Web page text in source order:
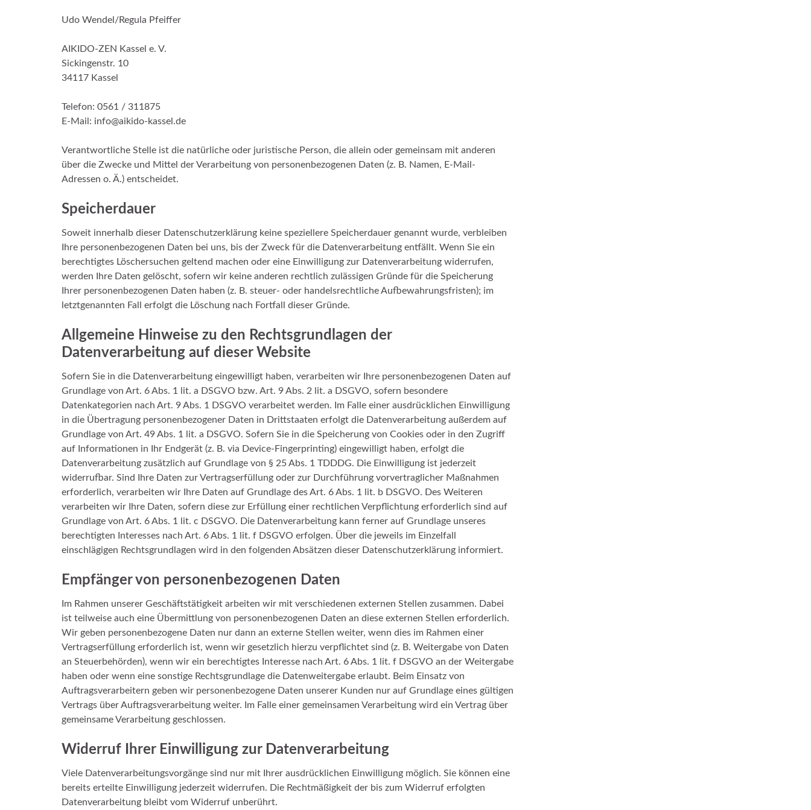
Udo Wendel/Regula Pfeiffer
AIKIDO-ZEN Kassel e. V.
Sickingenstr. 10
34117 Kassel
Telefon: 0561 / 311875
E-Mail: info@aikido-kassel.de
Verantwortliche Stelle ist die natürliche oder juristische Person, die allein oder gemeinsam mit anderen
über die Zwecke und Mittel der Verarbeitung von personenbezogenen Daten (z. B. Namen, E-Mail-
Adressen o. Ä.) entscheidet.
Speicherdauer
Soweit innerhalb dieser Datenschutzerklärung keine speziellere Speicherdauer genannt wurde, verbleiben
Ihre personenbezogenen Daten bei uns, bis der Zweck für die Datenverarbeitung entfällt. Wenn Sie ein
berechtigtes Löschersuchen geltend machen oder eine Einwilligung zur Datenverarbeitung widerrufen,
werden Ihre Daten gelöscht, sofern wir keine anderen rechtlich zulässigen Gründe für die Speicherung
Ihrer personenbezogenen Daten haben (z. B. steuer- oder handelsrechtliche Aufbewahrungsfristen); im
letztgenannten Fall erfolgt die Löschung nach Fortfall dieser Gründe.
Allgemeine Hinweise zu den Rechtsgrundlagen der
Datenverarbeitung auf dieser Website
Sofern Sie in die Datenverarbeitung eingewilligt haben, verarbeiten wir Ihre personenbezogenen Daten auf
Grundlage von Art. 6 Abs. 1 lit. a DSGVO bzw. Art. 9 Abs. 2 lit. a DSGVO, sofern besondere
Datenkategorien nach Art. 9 Abs. 1 DSGVO verarbeitet werden. Im Falle einer ausdrücklichen Einwilligung
in die Übertragung personenbezogener Daten in Drittstaaten erfolgt die Datenverarbeitung außerdem auf
Grundlage von Art. 49 Abs. 1 lit. a DSGVO. Sofern Sie in die Speicherung von Cookies oder in den Zugriff
auf Informationen in Ihr Endgerät (z. B. via Device-Fingerprinting) eingewilligt haben, erfolgt die
Datenverarbeitung zusätzlich auf Grundlage von § 25 Abs. 1 TDDDG. Die Einwilligung ist jederzeit
widerrufbar. Sind Ihre Daten zur Vertragserfüllung oder zur Durchführung vorvertraglicher Maßnahmen
erforderlich, verarbeiten wir Ihre Daten auf Grundlage des Art. 6 Abs. 1 lit. b DSGVO. Des Weiteren
verarbeiten wir Ihre Daten, sofern diese zur Erfüllung einer rechtlichen Verpflichtung erforderlich sind auf
Grundlage von Art. 6 Abs. 1 lit. c DSGVO. Die Datenverarbeitung kann ferner auf Grundlage unseres
berechtigten Interesses nach Art. 6 Abs. 1 lit. f DSGVO erfolgen. Über die jeweils im Einzelfall
einschlägigen Rechtsgrundlagen wird in den folgenden Absätzen dieser Datenschutzerklärung informiert.
Empfänger von personenbezogenen Daten
Im Rahmen unserer Geschäftstätigkeit arbeiten wir mit verschiedenen externen Stellen zusammen. Dabei
ist teilweise auch eine Übermittlung von personenbezogenen Daten an diese externen Stellen erforderlich.
Wir geben personenbezogene Daten nur dann an externe Stellen weiter, wenn dies im Rahmen einer
Vertragserfüllung erforderlich ist, wenn wir gesetzlich hierzu verpflichtet sind (z. B. Weitergabe von Daten
an Steuerbehörden), wenn wir ein berechtigtes Interesse nach Art. 6 Abs. 1 lit. f DSGVO an der Weitergabe
haben oder wenn eine sonstige Rechtsgrundlage die Datenweitergabe erlaubt. Beim Einsatz von
Auftragsverarbeitern geben wir personenbezogene Daten unserer Kunden nur auf Grundlage eines gültigen
Vertrags über Auftragsverarbeitung weiter. Im Falle einer gemeinsamen Verarbeitung wird ein Vertrag über
gemeinsame Verarbeitung geschlossen.
Widerruf Ihrer Einwilligung zur Datenverarbeitung
Viele Datenverarbeitungsvorgänge sind nur mit Ihrer ausdrücklichen Einwilligung möglich. Sie können eine
bereits erteilte Einwilligung jederzeit widerrufen. Die Rechtmäßigkeit der bis zum Widerruf erfolgten
Datenverarbeitung bleibt vom Widerruf unberührt.